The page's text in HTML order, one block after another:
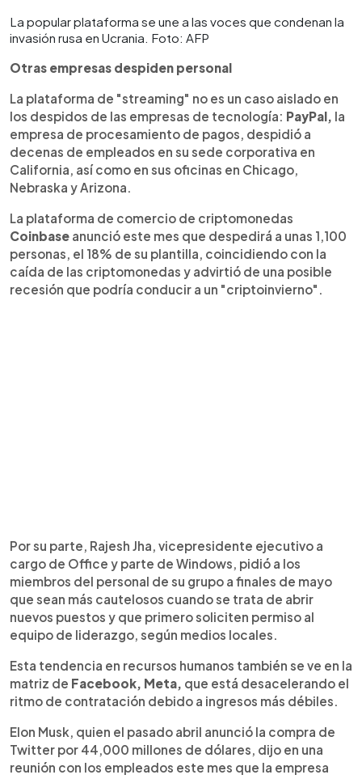
La popular plataforma se une a las voces que condenan la
invasión rusa en Ucrania. Foto: AFP
Otras empresas despiden personal
La plataforma de "streaming" no es un caso aislado en
los despidos de las empresas de tecnología: PayPal, la
empresa de procesamiento de pagos, despidió a
decenas de empleados en su sede corporativa en
California, así como en sus oficinas en Chicago,
Nebraska y Arizona.
La plataforma de comercio de criptomonedas
Coinbase anunció este mes que despedirá a unas 1,100
personas, el 18% de su plantilla, coincidiendo con la
caída de las criptomonedas y advirtió de una posible
recesión que podría conducir a un "criptoinvierno".
Por su parte, Rajesh Jha, vicepresidente ejecutivo a
cargo de Office y parte de Windows, pidió a los
miembros del personal de su grupo a finales de mayo
que sean más cautelosos cuando se trata de abrir
nuevos puestos y que primero soliciten permiso al
equipo de liderazgo, según medios locales.
Esta tendencia en recursos humanos también se ve en la
matriz de Facebook, Meta, que está desacelerando el
ritmo de contratación debido a ingresos más débiles.
Elon Musk, quien el pasado abril anunció la compra de
Twitter por 44,000 millones de dólares, dijo en una
reunión con los empleados este mes que la empresa